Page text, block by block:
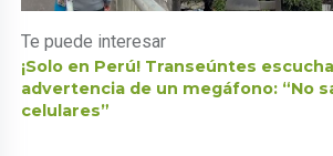
Te puede interesar
¡Solo en Perú! Transeúntes
advertencia de un megáfono: “No
celulares”